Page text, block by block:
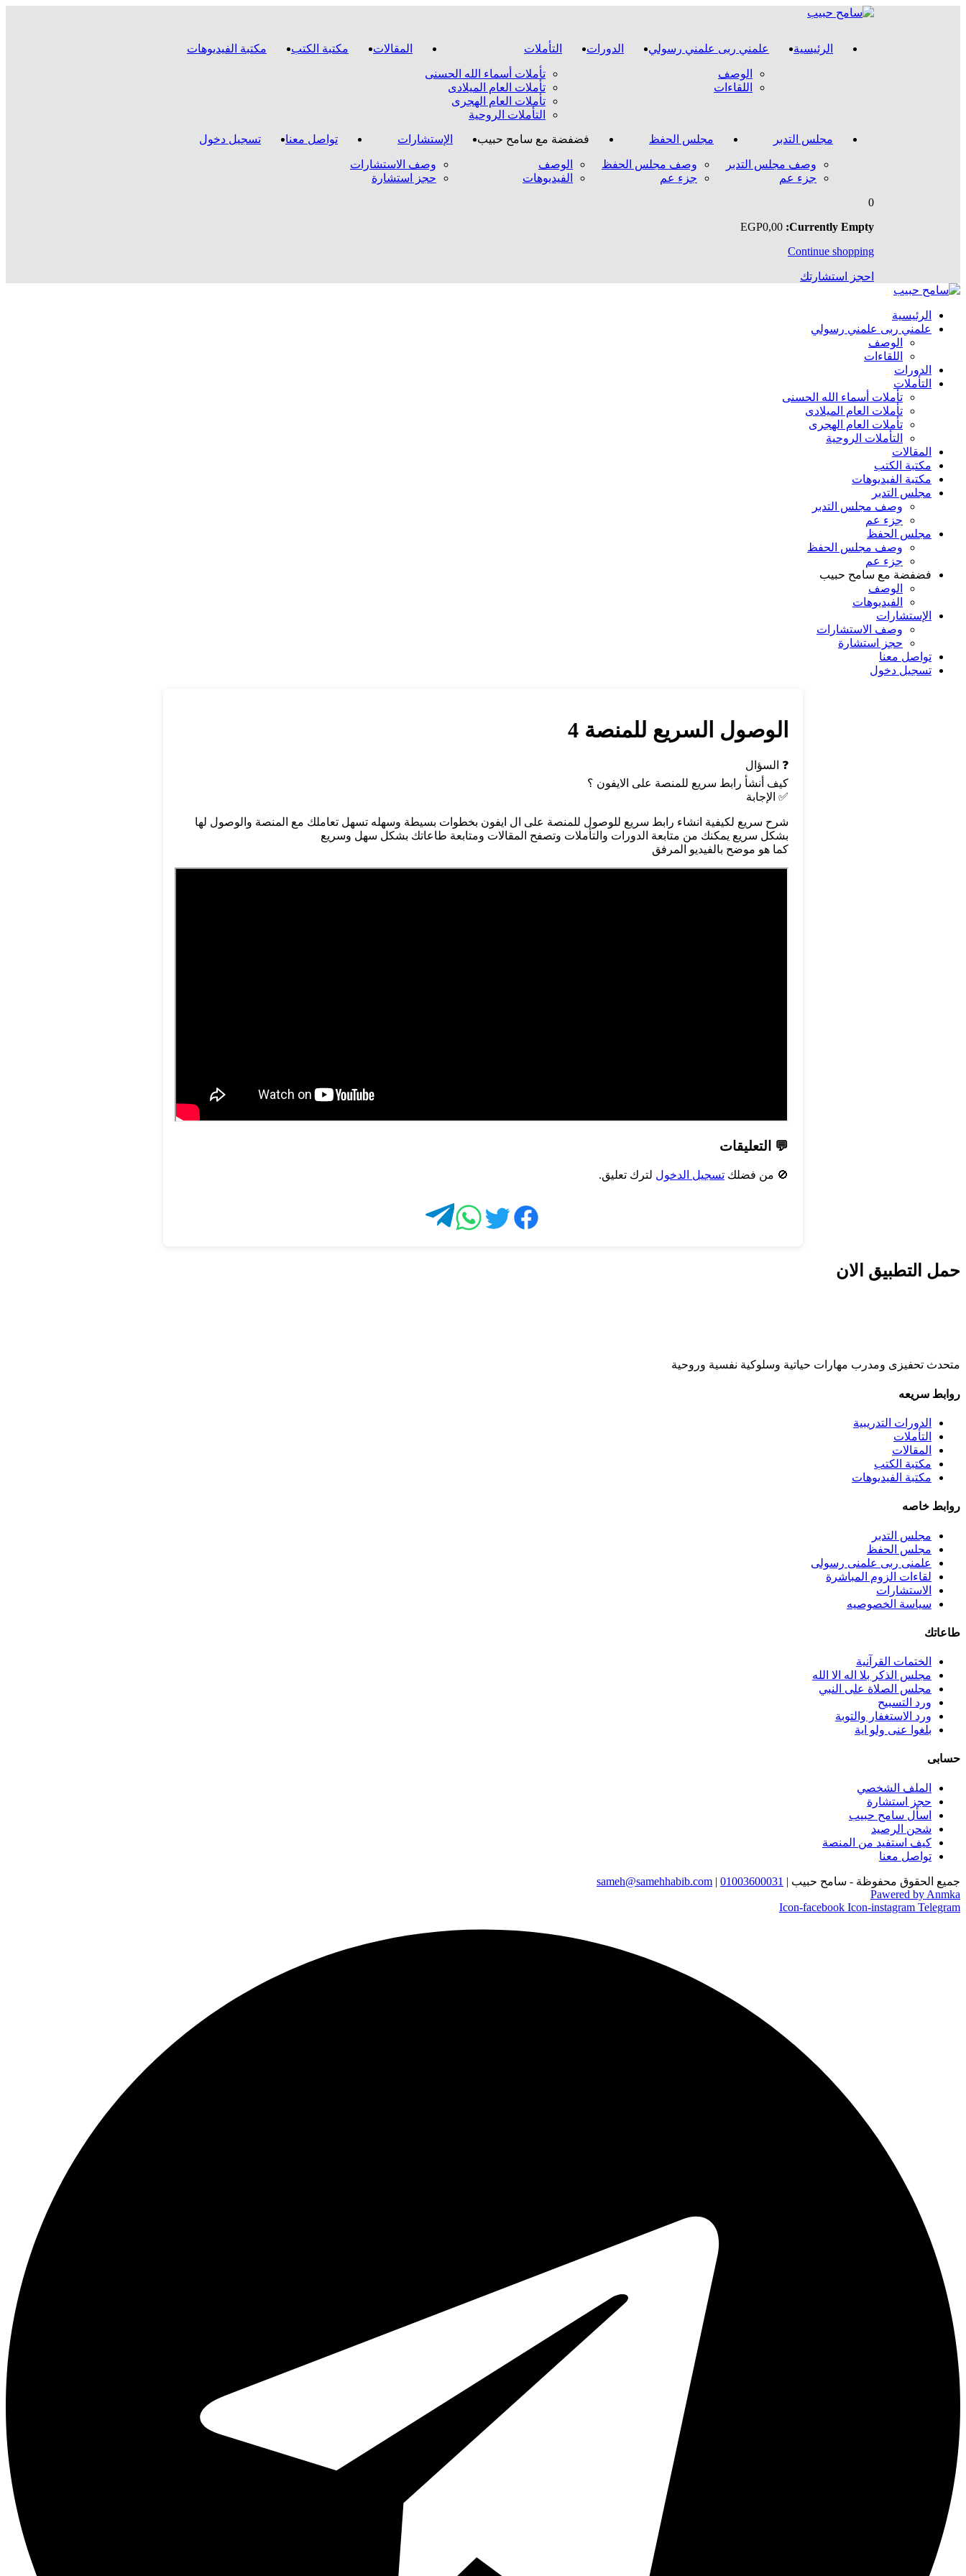
الرئيسية
علمني ربى علمني رسولي
الوصف
اللقاءات
الدورات التأملات
تأملات أسماء الله الحسنى
تأملات العام الميلادى
تأملات العام الهجرى
التأملات الروحية
المقالات مكتبة الكتب مكتبة الفيديوهات
مجلس التدبر
وصف مجلس التدبر
جزء عم
مجلس الحفظ
وصف مجلس الحفظ
جزء عم
فضفضة مع سامح حبيب
الوصف
الفيديوهات
الإستشارات
وصف الاستشارات
حجز استشارة
تواصل معنا تسجيل دخول
0
Currently Empty:
EGP0,00
Continue shopping
احجز استشارتك
الرئيسية
علمني ربى علمني رسولي
الوصف
اللقاءات
الدورات
التأملات
تأملات أسماء الله الحسنى
تأملات العام الميلادى
تأملات العام الهجرى
التأملات الروحية
المقالات
مكتبة الكتب
مكتبة الفيديوهات
مجلس التدبر
وصف مجلس التدبر
جزء عم
مجلس الحفظ
وصف مجلس الحفظ
جزء عم
فضفضة مع سامح حبيب
الوصف
الفيديوهات
الإستشارات
وصف الاستشارات
حجز استشارة
تواصل معنا
تسجيل دخول
الوصول السريع للمنصة 4
❓ السؤال
كيف أنشأ رابط سريع للمنصة على الايفون ؟
✅ الإجابة
شرح سريع لكيفية انشاء رابط سريع للوصول للمنصة على ال ايفون بخطوات بسيطة وسهله تسهل تعاملك مع المنصة والوصول لها
بشكل سريع يمكنك من متابعة الدورات والتأملات وتصفح المقالات ومتابعة طاعاتك بشكل سهل وسريع
كما هو موضح بالفيديو المرفق
💬 التعليقات
🚫 من فضلك تسجيل الدخول لترك تعليق.
حمل التطبيق الان
متحدث تحفيزى ومدرب مهارات حياتية وسلوكية نفسية وروحية
روابط سريعه
الدورات التدريبية
التأملات
المقالات
مكتبة الكتب
مكتبة الفيديوهات
روابط خاصه
مجلس التدبر
مجلس الحفظ
علمنى ربى علمنى رسولى
لقاءات الزوم المباشرة
الاستشارات
سياسة الخصوصيه
طاعاتك
الختمات القرآنية
مجلس الذكر بلا اله الا الله
مجلس الصلاة على النبي
ورد التسبيح
ورد الاستغفار والتوبة
بلغوا عنى ولو اية
حسابى
الملف الشخصي
حجز استشارة
اسأل سامح حبيب
شحن الرصيد
كيف استفيد من المنصة
تواصل معنا
جميع الحقوق محفوظة - سامح حبيب | 01003600031
|
sameh@samehhabib.com
Pawered by Anmka
Icon-facebook Icon-instagram Telegram